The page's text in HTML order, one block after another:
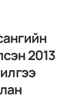
2013